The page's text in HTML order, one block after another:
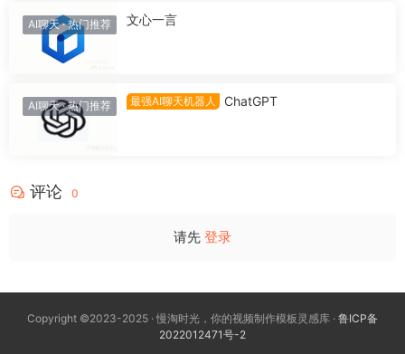
AI聊天·热门推荐 文心一言
AI聊天·热门推荐 最强AI聊天机器人 ChatGPT
评论 0
请先 登录
Copyright ©2023-2025 · 慢淘时光，你的视频制作模板灵感库 · 鲁ICP备
2022012471号-2